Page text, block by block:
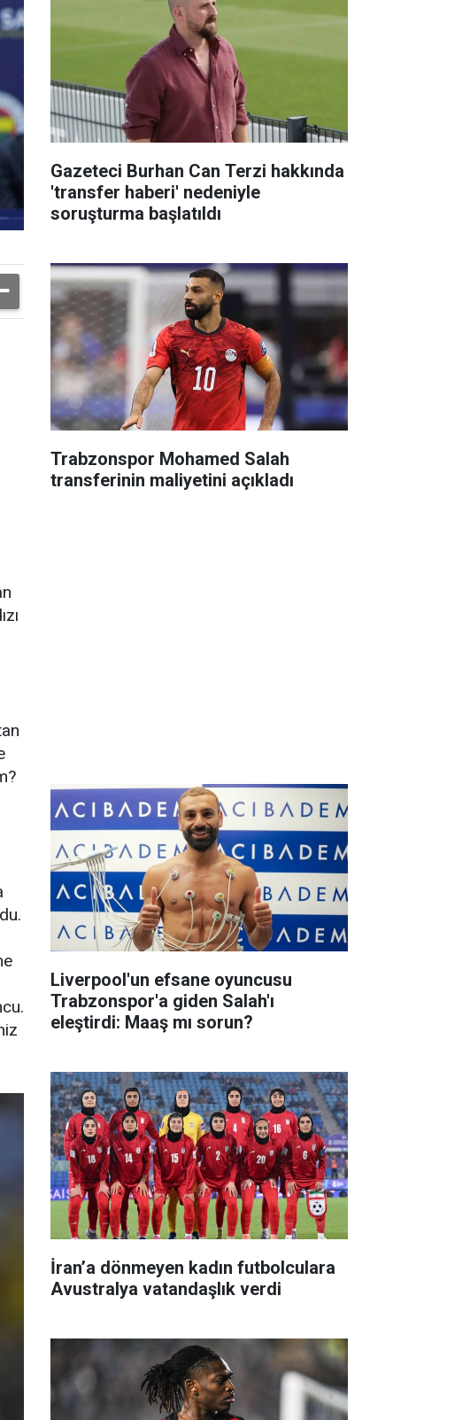
Gazeteci Burhan Can Terzi hakkında
'transfer haberi' nedeniyle
soruşturma başlatıldı
Trabzonspor Mohamed Salah
transferinin maliyetini açıkladı
Liverpool'un efsane oyuncusu
Trabzonspor'a giden Salah'ı
eleştirdi: Maaş mı sorun?
İran’a dönmeyen kadın futbolculara
Avustralya vatandaşlık verdi